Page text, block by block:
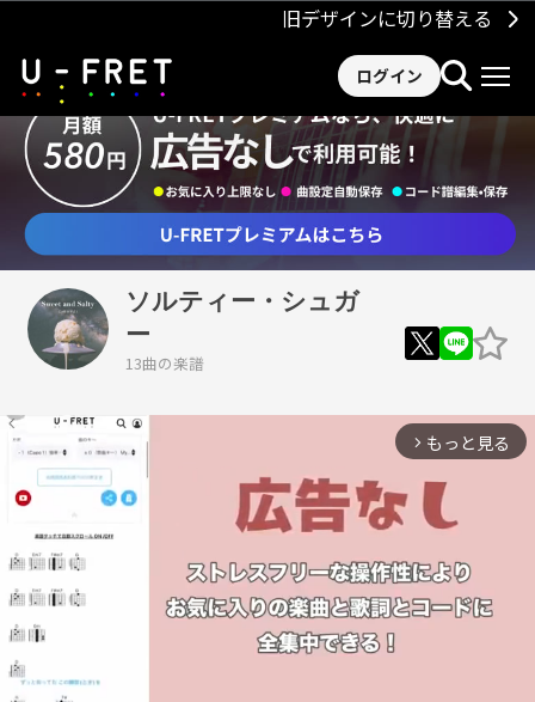
旧デザインに切り替える
ログイン
ソルティー・シュガ
ー
13曲の楽譜
arrow_forward_ios もっと見る